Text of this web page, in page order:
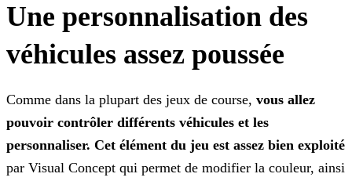
Une personnalisation des
véhicules assez poussée
Comme dans la plupart des jeux de course, vous allez
pouvoir contrôler différents véhicules et les
personnaliser. Cet élément du jeu est assez bien exploité
par Visual Concept qui permet de modifier la couleur, ainsi